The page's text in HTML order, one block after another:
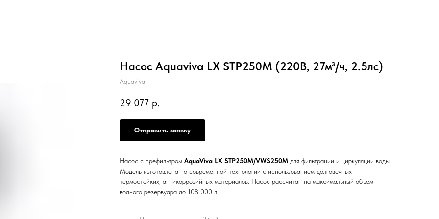
Насос Aquaviva LX STP250M (220В, 27м³/ч, 2.5лс)
Aquaviva
29 077 р.
Отправить заявку
Насос с префильтром AquaViva LX STP250M/VWS250M для фильтрации и циркуляции воды.
Модель изготовлена по современной технологии с использованием долговечных
термостойких, антикоррозийных материалов. Насос рассчитан на максимальный объем
водного резервуара до 108 000 л.